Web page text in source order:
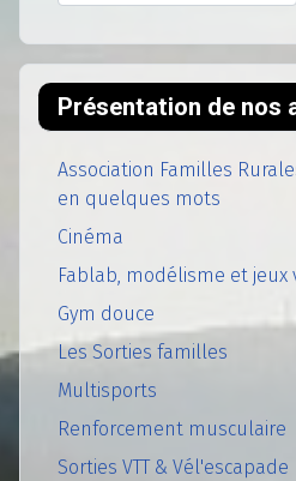
Présentation de nos
Association Familles
en quelques mots
Cinéma
Fablab, modélisme et jeux
Gym douce
Les Sorties familles
Multisports
Renforcement musculaire
Sorties VTT & Vél'escapade